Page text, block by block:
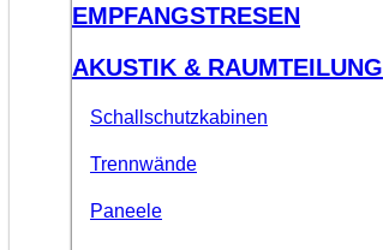
EMPFANGSTRESEN
AKUSTIK & RAUMTEILUNG
Schallschutzkabinen
Trennwände
Paneele